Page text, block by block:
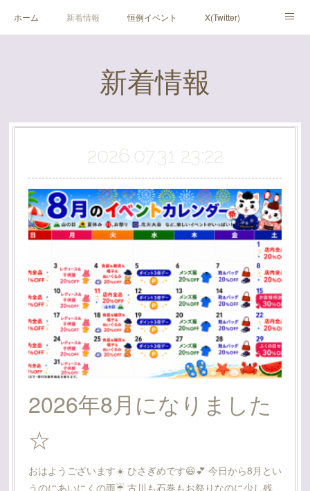
ホーム 新着情報 恒例イベント X(Twitter)
新着情報
2026.07.31 23:22
2026年8月になりました
☆
おはようございます☀️ ひさぎめです😆💕 今日から8月とい
うのにあいにくの雨☔️ 古川も石巻もお祭りなのに少し残